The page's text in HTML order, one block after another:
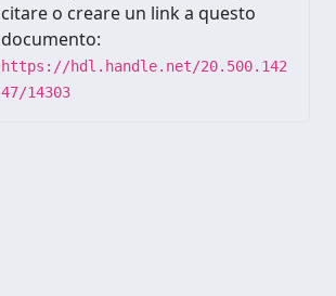
citare o creare un link a questo
documento:
https://hdl.handle.net/20.500.142
47/14303